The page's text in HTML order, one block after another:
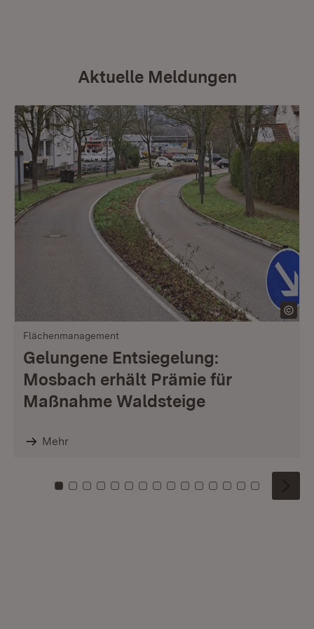
Aktuelle Meldungen
Flächenmanagement
Gelungene Entsiegelung:
Mosbach erhält Prämie für
Maßnahme Waldsteige
Mehr
Zu Kachel: 0
Zu Kachel: 1
Zu Kachel: 2
Zu Kachel: 3
Zu Kachel: 4
Zu Kachel: 5
Zu Kachel: 6
Zu Kachel: 7
Zu Kachel: 8
Zu Kachel: 9
Zu Kachel: 10
Zu Kachel: 11
Zu Kachel: 12
Zu Kachel:
Zu